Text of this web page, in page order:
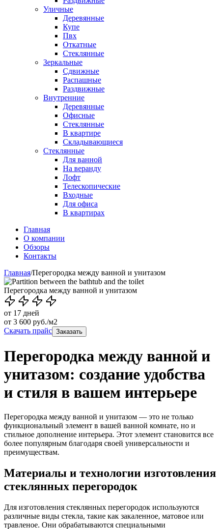
Уличные
Деревянные
Купе
Пвх
Откатные
Стеклянные
Зеркальные
Сдвижные
Распашные
Раздвижные
Внутренние
Деревянные
Офисные
Стеклянные
В квартире
Складывающиеся
Стеклянные
Для ванной
На веранду
Лофт
Телескопические
Входные
Для офиса
В квартирах
Главная
О компании
Обзоры
Контакты
Главная/Перегородка между ванной и унитазом
Перегородка между ванной и унитазом
от 17 дней
от 3 600 руб./м2
Скачать прайс Заказать
Перегородка между ванной и
унитазом: создание удобства
и стиля в вашем интерьере
Перегородка между ванной и унитазом — это не только
функциональный элемент в вашей ванной комнате, но и
стильное дополнение интерьера. Этот элемент становится все
более популярным благодаря своей универсальности и
преимуществам.
Материалы и технологии изготовления
стеклянных перегородок
Для изготовления стеклянных перегородок используются
различные виды стекла, такие как закаленное, матовое или
травленое. Они обрабатываются специальными